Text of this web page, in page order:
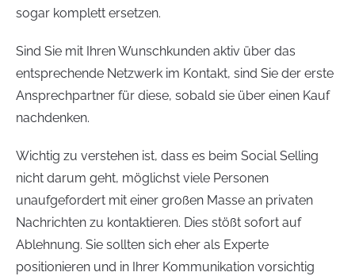
sogar komplett ersetzen.
Sind Sie mit Ihren Wunschkunden aktiv über das
entsprechende Netzwerk im Kontakt, sind Sie der erste
Ansprechpartner für diese, sobald sie über einen Kauf
nachdenken.
Wichtig zu verstehen ist, dass es beim Social Selling
nicht darum geht, möglichst viele Personen
unaufgefordert mit einer großen Masse an privaten
Nachrichten zu kontaktieren. Dies stößt sofort auf
Ablehnung. Sie sollten sich eher als Experte
positionieren und in Ihrer Kommunikation vorsichtig